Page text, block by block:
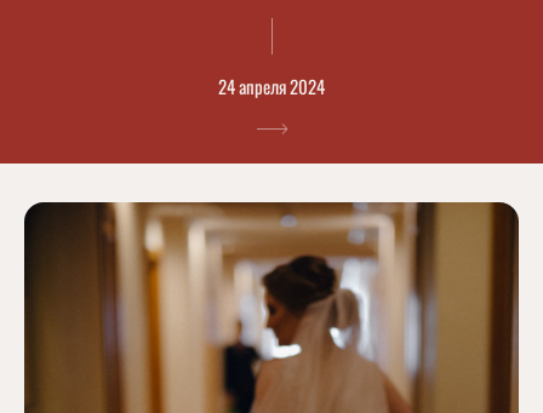
24 апреля 2024